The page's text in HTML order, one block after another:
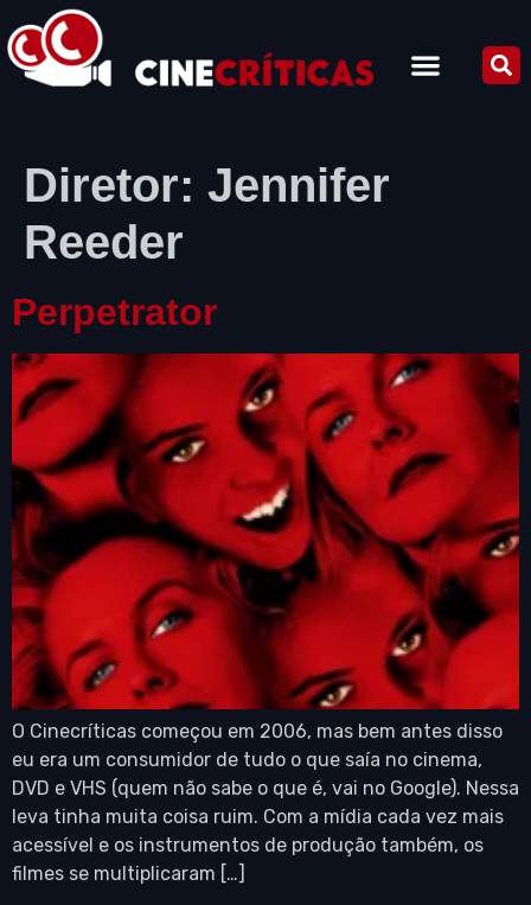
Diretor: Jennifer
Reeder
Perpetrator
O Cinecríticas começou em 2006, mas bem antes disso
eu era um consumidor de tudo o que saía no cinema,
DVD e VHS (quem não sabe o que é, vai no Google). Nessa
leva tinha muita coisa ruim. Com a mídia cada vez mais
acessível e os instrumentos de produção também, os
filmes se multiplicaram […]